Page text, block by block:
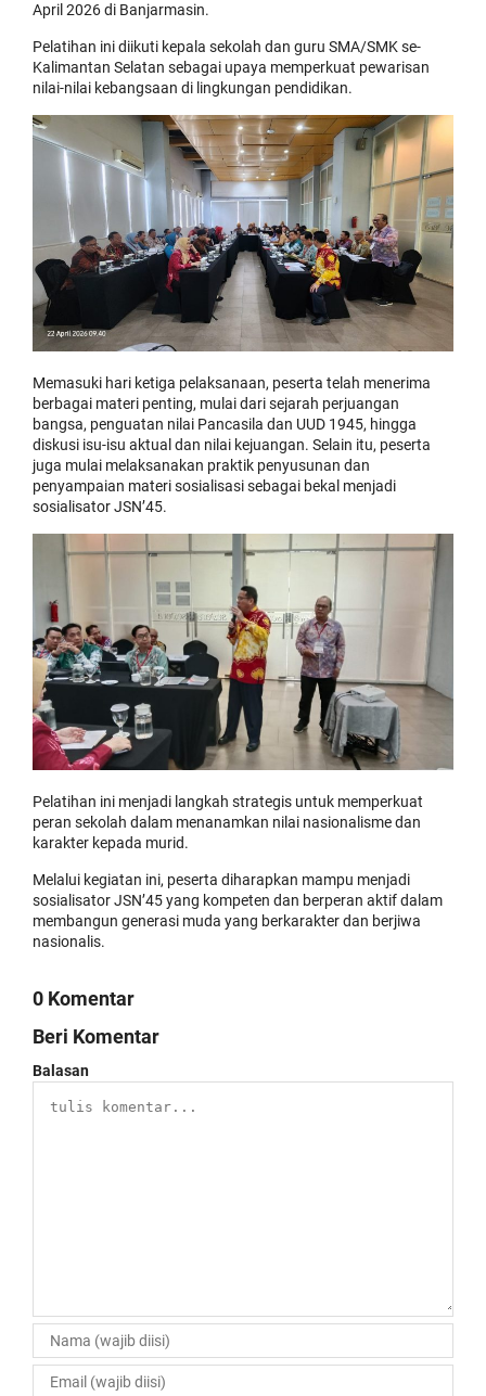
April 2026 di Banjarmasin.
Pelatihan ini diikuti kepala sekolah dan guru SMA/SMK se-
Kalimantan Selatan sebagai upaya memperkuat pewarisan
nilai-nilai kebangsaan di lingkungan pendidikan.
Memasuki hari ketiga pelaksanaan, peserta telah menerima
berbagai materi penting, mulai dari sejarah perjuangan
bangsa, penguatan nilai Pancasila dan UUD 1945, hingga
diskusi isu-isu aktual dan nilai kejuangan. Selain itu, peserta
juga mulai melaksanakan praktik penyusunan dan
penyampaian materi sosialisasi sebagai bekal menjadi
sosialisator JSN’45.
Pelatihan ini menjadi langkah strategis untuk memperkuat
peran sekolah dalam menanamkan nilai nasionalisme dan
karakter kepada murid.
Melalui kegiatan ini, peserta diharapkan mampu menjadi
sosialisator JSN’45 yang kompeten dan berperan aktif dalam
membangun generasi muda yang berkarakter dan berjiwa
nasionalis.
0 Komentar
Beri Komentar
Balasan